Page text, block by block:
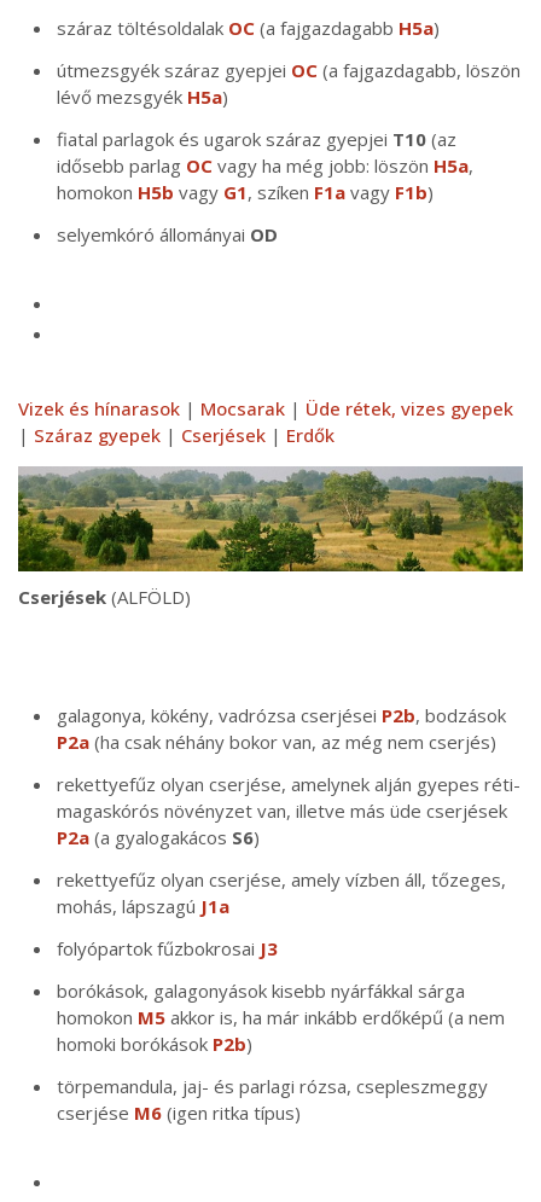
száraz töltésoldalak OC(a fajgazdagabb H5a)
útmezsgyék száraz gyepjei OC(a fajgazdagabb, löszön
lévő mezsgyék H5a)
fiatal parlagok és ugarok száraz gyepjei T10(az
idősebb parlag OCvagy ha még jobb: löszön H5a,
homokon H5b vagy G1, szíken F1avagy F1b)
selyemkóró állományai OD
Vizek és hínarasok | Mocsarak | Üde rétek, vizes gyepek
| Száraz gyepek | Cserjések | Erdők
Cserjések (ALFÖLD)
galagonya, kökény, vadrózsa cserjései P2b, bodzások
P2a(ha csak néhány bokor van, az még nem cserjés)
rekettyefűz olyan cserjése, amelynek alján gyepes réti-
magaskórós növényzet van, illetve más üde cserjések
P2a(a gyalogakácos S6)
rekettyefűz olyan cserjése, amely vízben áll, tőzeges,
mohás, lápszagú J1a
folyópartok fűzbokrosai J3
borókások, galagonyások kisebb nyárfákkal sárga
homokon M5akkor is, ha már inkább erdőképű (a nem
homoki borókások P2b)
törpemandula, jaj- és parlagi rózsa, csepleszmeggy
cserjése M6(igen ritka típus)